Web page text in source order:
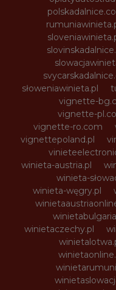
słoweniawinieta.pl
vignette-
vignette-
vignette-ro.com
vignettepoland.pl
winieta-austria.pl
winieta-
winieta-węgry.pl
winietaczechy.pl